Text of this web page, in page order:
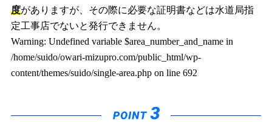
度がありますが、その際に必要な証明書などは水道局指
定工事店でないと発行できません。
Warning: Undefined variable $area_number_and_name in
/home/suido/owari-mizupro.com/public_html/wp-
content/themes/suido/single-area.phpon line 692